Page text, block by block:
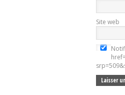
Site web